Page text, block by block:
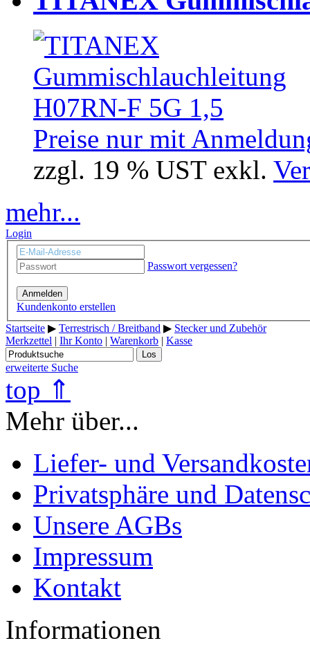
Preise nur mit
zzgl. 19 % UST exkl.
mehr...
Login
Passwort vergessen?
Anmelden
Kundenkonto erstellen
Startseite ▶ Terrestrisch / Breitband ▶ Stecker und Zubehör
Merkzettel | Ihr Konto | Warenkorb | Kasse
Los
erweiterte Suche
top ⇑
Mehr über...
Liefer- und
Privatsphäre und
Unsere AGBs
Impressum
Kontakt
Informationen